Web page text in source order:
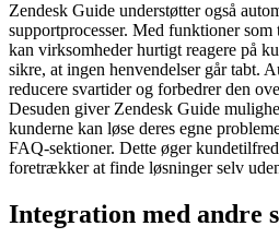
Zendesk Guide understøtter også
supportprocesser. Med funktioner
kan virksomheder hurtigt reagere på
sikre, at ingen henvendelser går tabt.
reducere svartider og forbedrer den
Desuden giver Zendesk Guide
kunderne kan løse deres egne
FAQ-sektioner. Dette øger
foretrækker at finde løsninger selv
Integration med andre